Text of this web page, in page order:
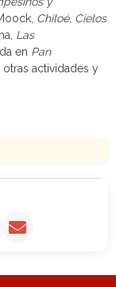
Chiloé, Cielos
Las
en Pan
actividades y